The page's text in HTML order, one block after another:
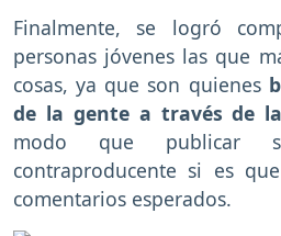
Finalmente, se logró
personas jóvenes las que
cosas, ya que son quienes
de la gente a través de
modo que publicar
contraproducente si es
comentarios esperados.